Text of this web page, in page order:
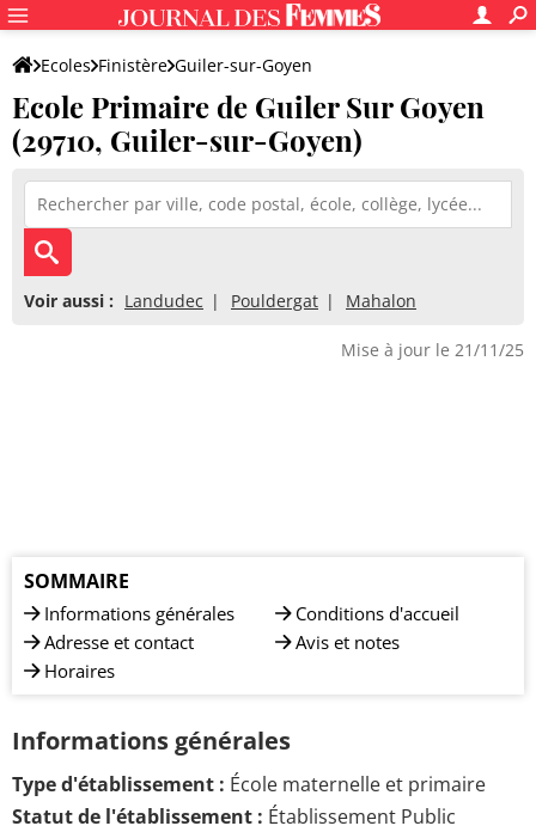
Ecoles Finistère Guiler-sur-Goyen
Ecole Primaire de Guiler Sur Goyen
Ecole Primaire de Guiler Sur Goyen
(29710, Guiler-sur-Goyen)
Voir aussi : Landudec Pouldergat Mahalon
Mise à jour le 21/11/25
SOMMAIRE
Informations générales
Adresse et contact
Horaires
Conditions d'accueil
Avis et notes
Informations générales
Type d'établissement : École maternelle et primaire
Statut de l'établissement : Établissement Public